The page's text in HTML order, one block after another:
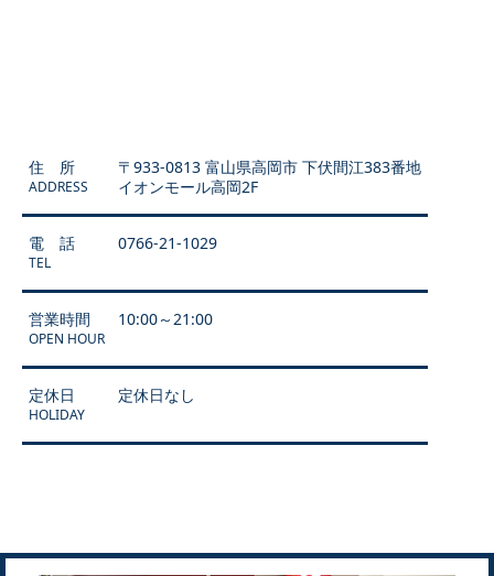
住 所
ADDRESS
〒933-0813 富山県高岡市 下伏間江383番地
イオンモール高岡2F
電 話
TEL
0766-21-1029
営業時間
OPEN HOUR
10:00～21:00
定休日
HOLIDAY
定休日なし